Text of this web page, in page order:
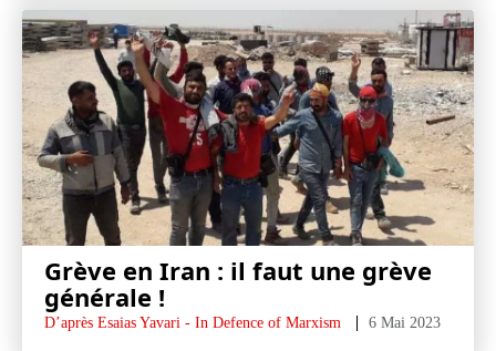
Grève en Iran : il faut une grève
générale !
D’après Esaias Yavari - In Defence of Marxism 6 Mai 2023